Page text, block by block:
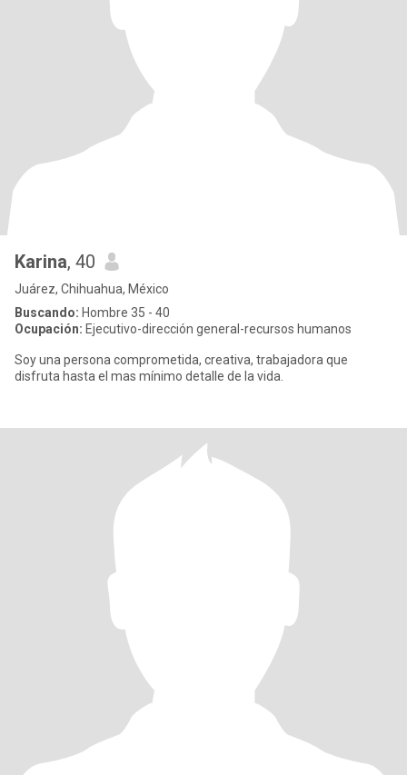
Karina, 40
Juárez, Chihuahua, México
Buscando: Hombre 35 - 40
Ocupación: Ejecutivo-dirección general-recursos humanos
Soy una persona comprometida, creativa, trabajadora que
disfruta hasta el mas mínimo detalle de la vida.